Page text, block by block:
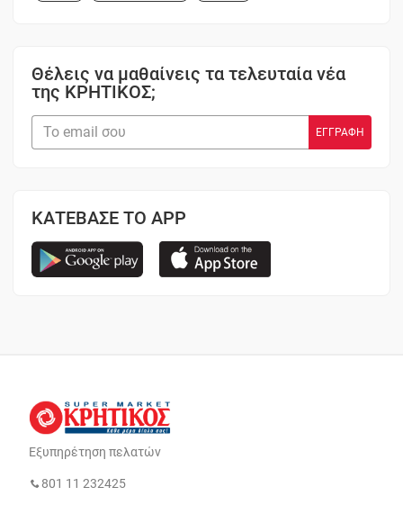
Θέλεις να μαθαίνεις τα τελευταία νέα
της ΚΡΗΤΙΚΟΣ;
ΚΑΤΕΒΑΣΕ ΤΟ APP
Εξυπηρέτηση πελατών
801 11 232425